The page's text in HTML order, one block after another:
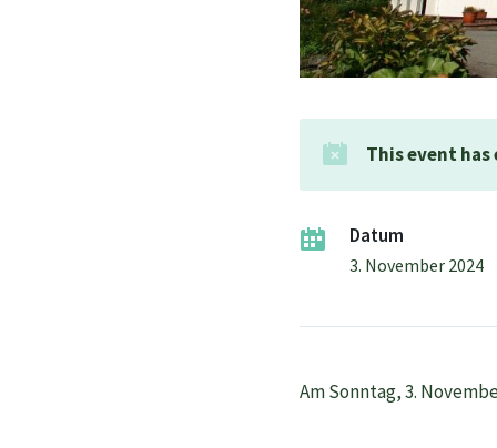
This event has
Datum
3. November 2024
Am Sonntag, 3.